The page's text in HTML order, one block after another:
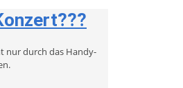
nur durch das Handy-